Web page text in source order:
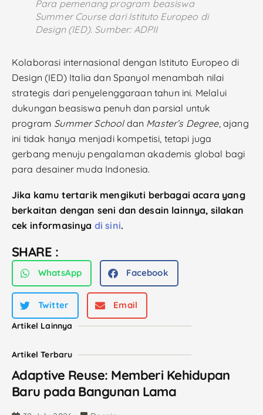
Para pemenang program beasiswa
Summer Course dari Istituto Europeo di
Design (IED). Sumber: ADPII
Kolaborasi internasional dengan Istituto Europeo di
Design (IED) Italia dan Spanyol menambah nilai
strategis dari penyelenggaraan tahun ini. Melalui
dukungan beasiswa penuh dan parsial untuk
program Summer Schooldan Master’s Degree, ajang
ini tidak hanya menjadi kompetisi, tetapi juga
gerbang menuju pengalaman akademis global bagi
para desainer muda Indonesia.
Jika kamu tertarik mengikuti berbagai acara yang
berkaitan dengan seni dan desain lainnya, silakan
cek informasinya di sini.
SHARE :
WhatsApp Facebook
Twitter Email
Artikel Lainnya
Artikel Terbaru
Adaptive Reuse: Memberi Kehidupan
Baru pada Bangunan Lama